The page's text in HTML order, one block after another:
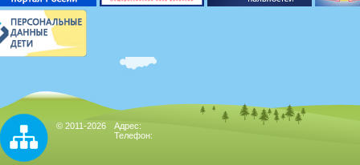
© 2011-2026
Адрес:
Телефон: